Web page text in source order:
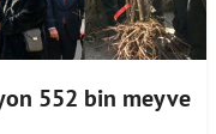
552 bin meyve